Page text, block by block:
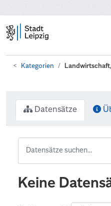
Kategorien
Datensätze
Keine